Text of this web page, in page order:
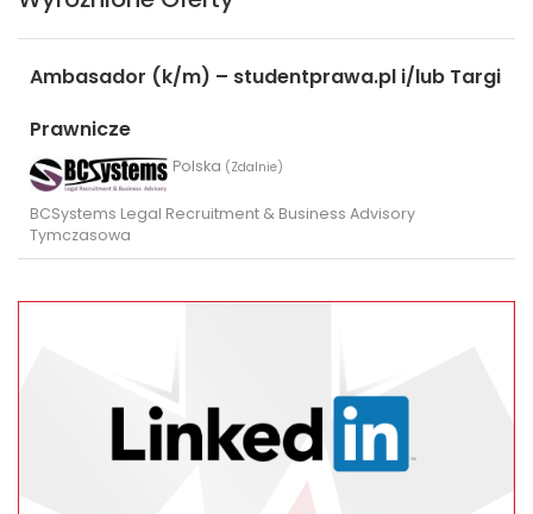
Ambasador (k/m) – studentprawa.pl i/lub Targi
Prawnicze